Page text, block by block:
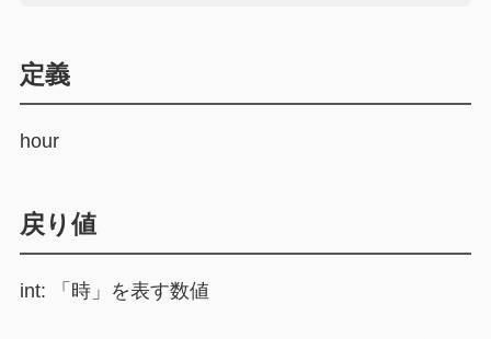
定義
hour
戻り値
int: 「時」を表す数値